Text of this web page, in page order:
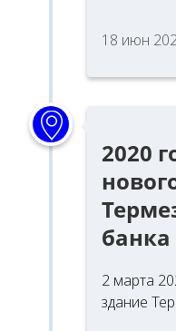
18 июн
2020
банка
2 марта
здание